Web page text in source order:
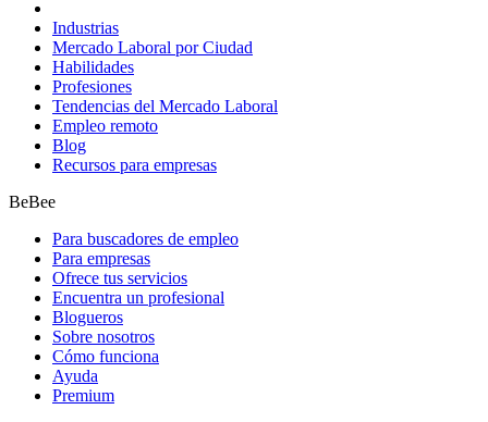
Industrias
Mercado Laboral por Ciudad
Habilidades
Profesiones
Tendencias del Mercado Laboral
Empleo remoto
Blog
Recursos para empresas
BeBee
Para buscadores de empleo
Para empresas
Ofrece tus servicios
Encuentra un profesional
Blogueros
Sobre nosotros
Cómo funciona
Ayuda
Premium